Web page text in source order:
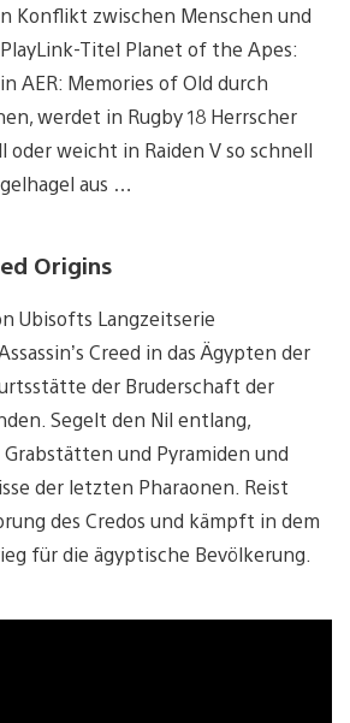
Konflikt zwischen Menschen und
Titel Planet of the Apes:
AER: Memories of Old durch
werdet in Rugby 18 Herrscher
oder weicht in Raiden V so schnell
aus …
Origins
Ubisofts Langzeitserie
Creed in das Ägypten der
der Bruderschaft der
Segelt den Nil entlang,
und Pyramiden und
der letzten Pharaonen. Reist
des Credos und kämpft in dem
für die ägyptische Bevölkerung.